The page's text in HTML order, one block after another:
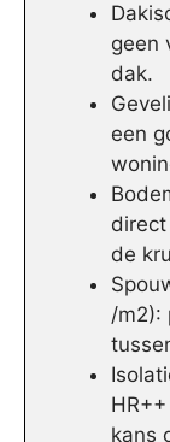
geen
dak.
een
de
/m2):
kans